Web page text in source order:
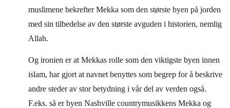
muslimene bekrefter Mekka som den største byen på jorden
med sin tilbedelse av den største avguden i historien, nemlig
Allah.
Og ironien er at Mekkas rolle som den viktigste byen innen
islam, har gjort at navnet benyttes som begrep for å beskrive
andre steder av stor betydning i vår del av verden også.
F.eks. så er byen Nashville countrymusikkens Mekka og